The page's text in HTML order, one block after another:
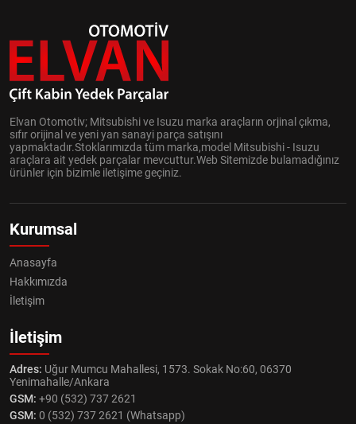
Elvan Otomotiv; Mitsubishi ve Isuzu marka araçların orjinal çıkma,
sıfır orijinal ve yeni yan sanayi parça satışını
yapmaktadır.Stoklarımızda tüm marka,model Mitsubishi - Isuzu
araçlara ait yedek parçalar mevcuttur.Web Sitemizde bulamadığınız
ürünler için bizimle iletişime geçiniz.
Kurumsal
Anasayfa
Hakkımızda
İletişim
İletişim
Adres: Uğur Mumcu Mahallesi, 1573. Sokak No:60, 06370
Yenimahalle/Ankara
GSM: +90 (532) 737 2621
GSM: 0 (532) 737 2621 (Whatsapp)